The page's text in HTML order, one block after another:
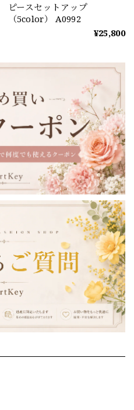
ピースセットアップ
（5color） A0992
¥25,800